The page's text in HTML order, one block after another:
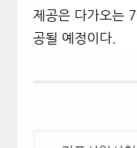
제공은 다가오는
공될 예정이다.